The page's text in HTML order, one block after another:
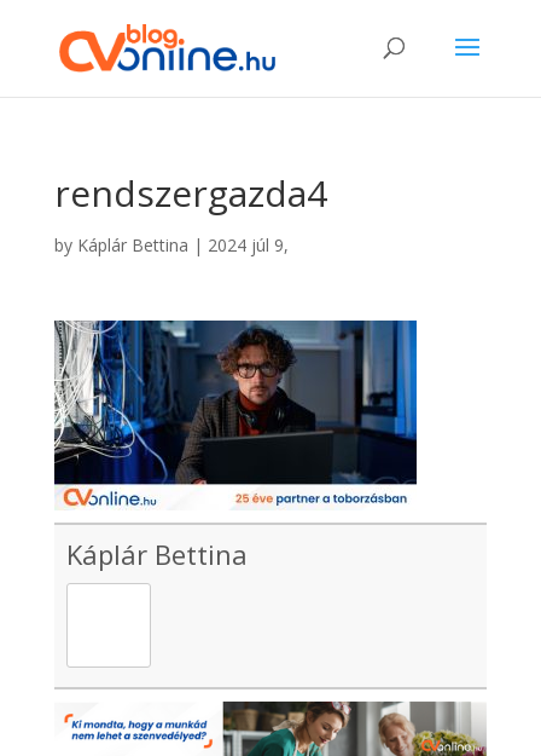
rendszergazda4
by Káplár Bettina | 2024 júl 9,
Káplár Bettina